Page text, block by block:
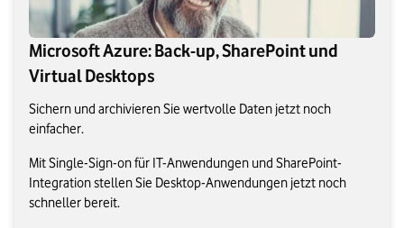
Microsoft Azure: Back-up, SharePoint und
Virtual Desktops
Sichern und archivieren Sie wertvolle Daten jetzt noch
einfacher.
Mit Single-Sign-on für IT-Anwendungen und SharePoint-
Integration stellen Sie Desktop-Anwendungen jetzt noch
schneller bereit.